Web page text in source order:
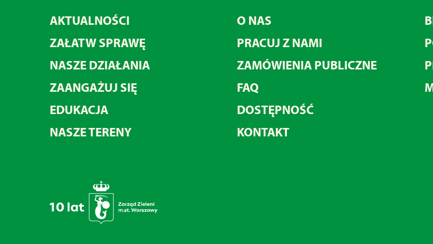
AKTUALNOŚCI
ZAŁATW SPRAWĘ
NASZE DZIAŁANIA
ZAANGAŻUJ SIĘ
EDUKACJA
NASZE TERENY
O NAS
PRACUJ Z NAMI
ZAMÓWIENIA PUBLICZNE
FAQ
DOSTĘPNOŚĆ
KONTAKT